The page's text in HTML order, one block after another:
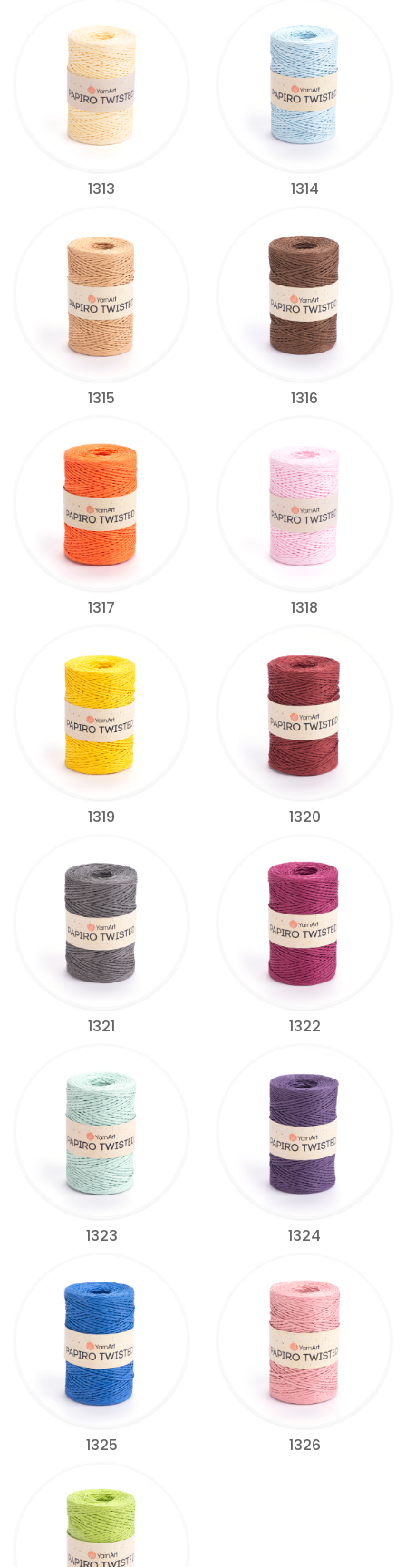
1313 1314
1315 1316
1317 1318
1319 1320
1321 1322
1323 1324
1325 1326